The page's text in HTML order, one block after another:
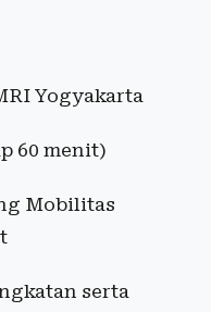
Yogyakarta
60 menit)
Mobilitas
serta